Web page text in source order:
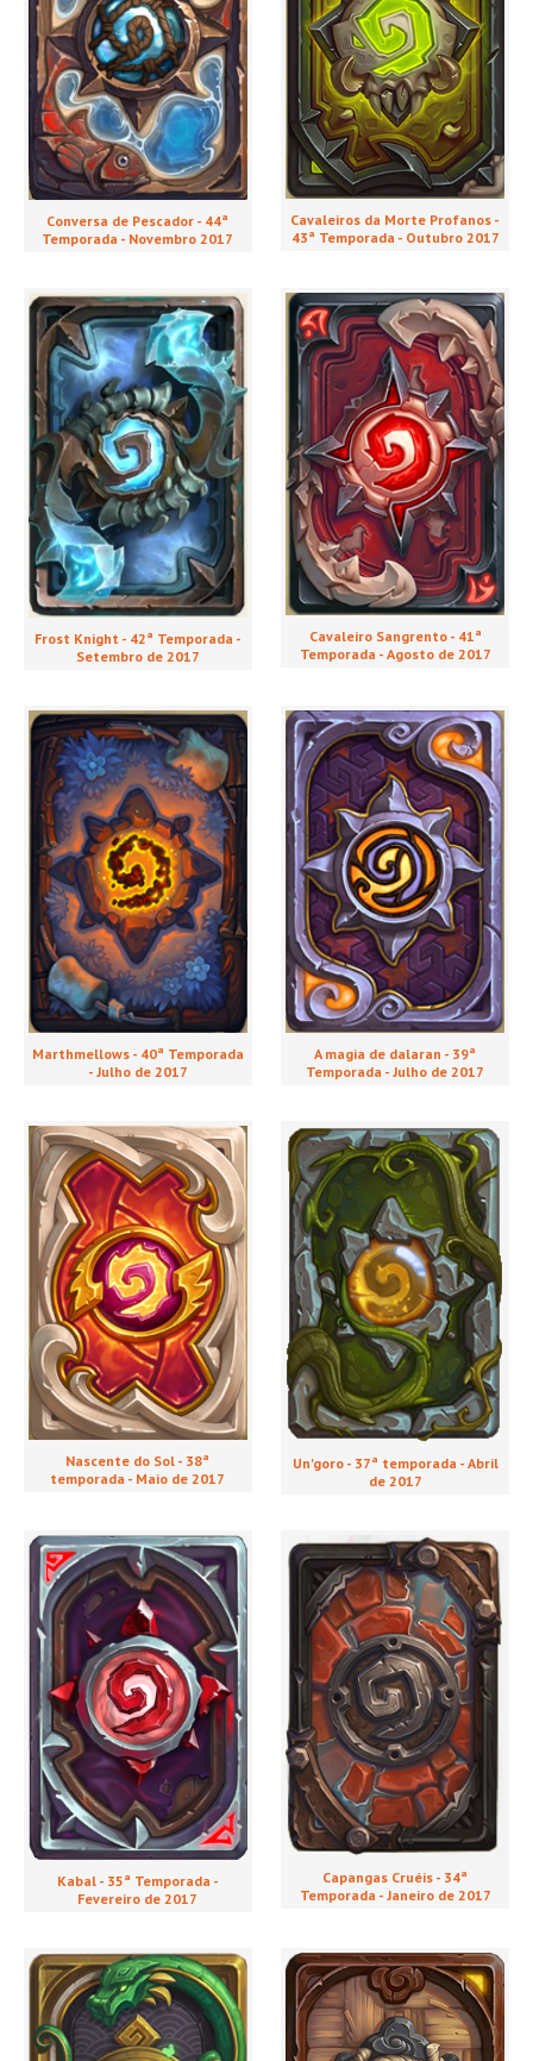
Conversa de Pescador - 44ª
Temporada - Novembro 2017
Cavaleiros da Morte Profanos -
43ª Temporada - Outubro 2017
Frost Knight - 42ª Temporada -
Setembro de 2017
Cavaleiro Sangrento - 41ª
Temporada - Agosto de 2017
Marthmellows - 40ª Temporada
- Julho de 2017
A magia de dalaran - 39ª
Temporada - Julho de 2017
Nascente do Sol - 38ª
temporada - Maio de 2017
Un'goro - 37ª temporada - Abril
de 2017
Kabal - 35ª Temporada -
Fevereiro de 2017
Capangas Cruéis - 34ª
Temporada - Janeiro de 2017